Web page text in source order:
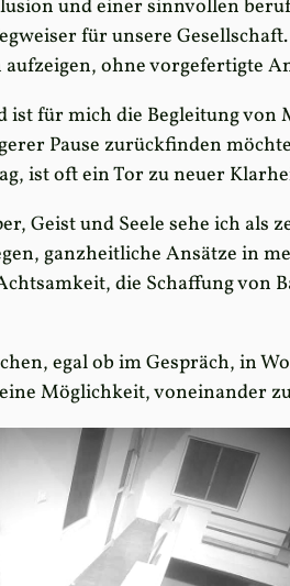
und einer sinnvollen
für unsere
ohne vorgefertigte
ist für mich die Begleitung
Pause zurückfinden
ist oft ein Tor zu neuer
Geist und Seele sehe ich als
ganzheitliche Ansätze in
die Schaffung von
egal ob im Gespräch, in
Möglichkeit, voneinander